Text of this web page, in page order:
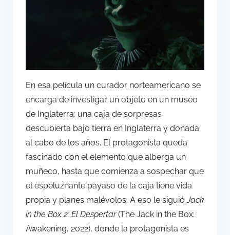
En esa película un curador norteamericano se
encarga de investigar un objeto en un museo
de Inglaterra: una caja de sorpresas
descubierta bajo tierra en Inglaterra y donada
al cabo de los años. El protagonista queda
fascinado con el elemento que alberga un
muñeco, hasta que comienza a sospechar que
el espeluznante payaso de la caja tiene vida
propia y planes malévolos. A eso le siguióJack
in the Box 2: El Despertar(The Jack in the Box:
Awakening, 2022), donde la protagonista es